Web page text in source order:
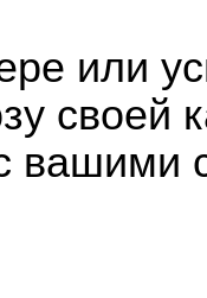
или
своей
вашими